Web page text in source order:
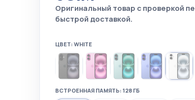
Оригинальный товар с проверкой
быстрой доставкой.
ЦВЕТ: WHITE
ВСТРОЕННАЯ ПАМЯТЬ: 128 ГБ